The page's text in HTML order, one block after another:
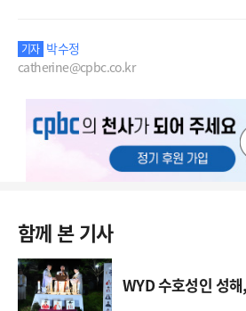
기자 박수정
catherine@cpbc.co.kr
함께 본 기사
WYD 수호성인 성